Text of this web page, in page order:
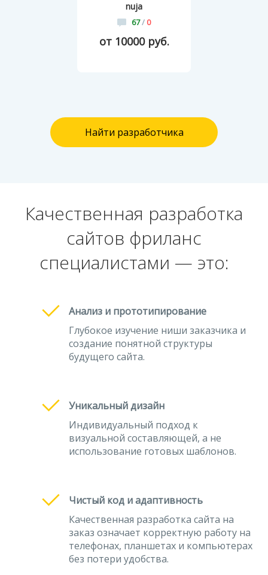
nuja
67/ 0
от 10000 руб.
Найти разработчика
Качественная разработка
сайтов фриланс
специалистами — это:
Анализ и прототипирование
Глубокое изучение ниши заказчика и
создание понятной структуры
будущего сайта.
Уникальный дизайн
Индивидуальный подход к
визуальной составляющей, а не
использование готовых шаблонов.
Чистый код и адаптивность
Качественная разработка сайта на
заказ означает корректную работу на
телефонах, планшетах и компьютерах
без потери удобства.